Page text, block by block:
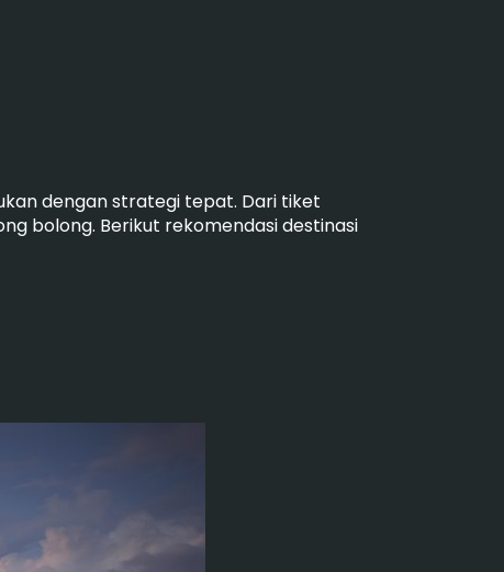
dengan strategi tepat. Dari tiket
bolong. Berikut rekomendasi destinasi